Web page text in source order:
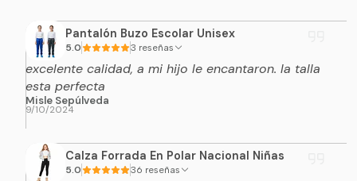
Pantalón Buzo Escolar Unisex
5.0 3 reseñas
excelente calidad, a mi hijo le encantaron. la talla
esta perfecta
Misle Sepúlveda
9/10/2024
Calza Forrada En Polar Nacional Niñas
5.0 36 reseñas